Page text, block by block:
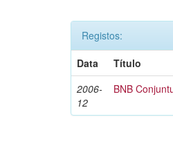
Registos:
Data
Título
2006-
12
BNB